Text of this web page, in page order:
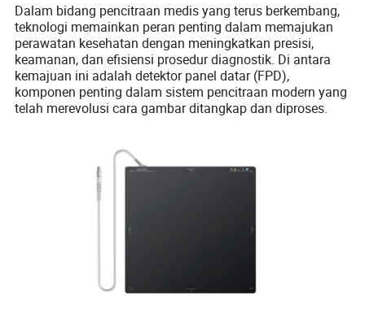
Dalam bidang pencitraan medis yang terus berkembang,
teknologi memainkan peran penting dalam memajukan
perawatan kesehatan dengan meningkatkan presisi,
keamanan, dan efisiensi prosedur diagnostik. Di antara
kemajuan ini adalah detektor panel datar (FPD),
komponen penting dalam sistem pencitraan modern yang
telah merevolusi cara gambar ditangkap dan diproses.